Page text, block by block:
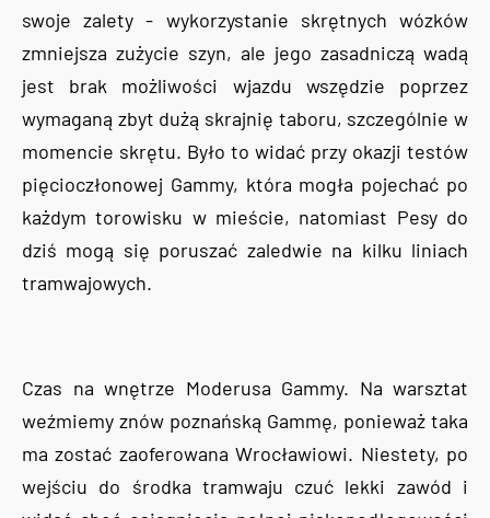
swoje zalety - wykorzystanie skrętnych wózków
zmniejsza zużycie szyn, ale jego zasadniczą wadą
jest brak możliwości wjazdu wszędzie poprzez
wymaganą zbyt dużą skrajnię taboru, szczególnie w
momencie skrętu. Było to widać przy okazji testów
pięcioczłonowej Gammy, która mogła pojechać po
każdym torowisku w mieście, natomiast Pesy do
dziś mogą się poruszać zaledwie na kilku liniach
tramwajowych.
Czas na wnętrze Moderusa Gammy. Na warsztat
weźmiemy znów poznańską Gammę, ponieważ taka
ma zostać zaoferowana Wrocławiowi. Niestety, po
wejściu do środka tramwaju czuć lekki zawód i